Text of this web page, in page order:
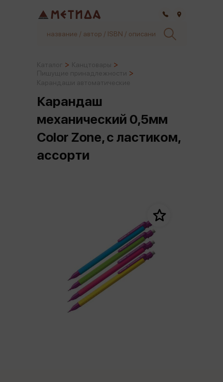
Карандаш
механический 0,5мм
Color Zone, с ластиком,
ассорти